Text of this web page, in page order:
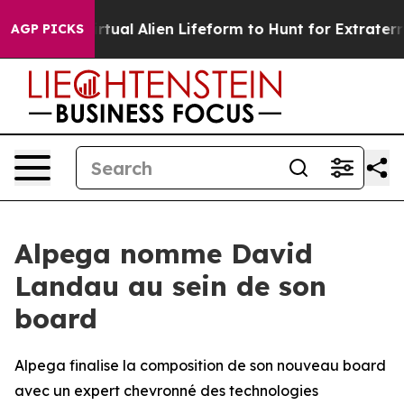
AGP PICKS
a Virtual Alien Lifeform to Hunt for
Alpega nomme David
Landau au sein de son
board
Alpega finalise la composition de son nouveau board
avec un expert chevronné des technologies